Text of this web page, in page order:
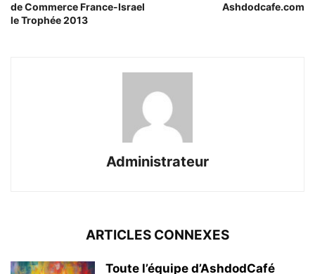
de Commerce France-Israel
le Trophée 2013
Ashdodcafe.com
Administrateur
ARTICLES CONNEXES
Toute l’équipe d’AshdodCafé